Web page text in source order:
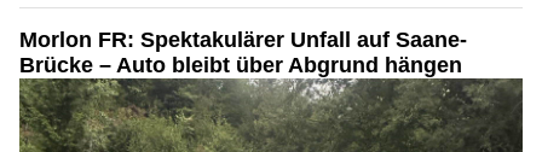
Morlon FR: Spektakulärer Unfall auf Saane-
Brücke – Auto bleibt über Abgrund hängen